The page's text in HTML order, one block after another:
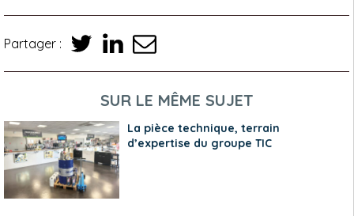
Partager :
SUR LE MÊME SUJET
La pièce technique, terrain
d’expertise du groupe TIC